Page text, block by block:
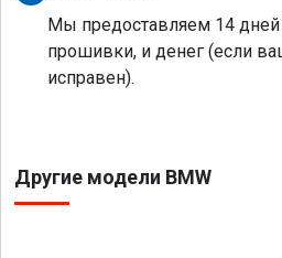
Мы предоставляем 14 дней
прошивки, и денег (если
исправен).
Другие модели BMW